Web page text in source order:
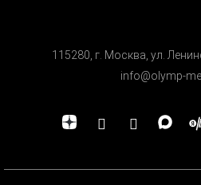
115280, г. Москва, ул.
info@olymp-